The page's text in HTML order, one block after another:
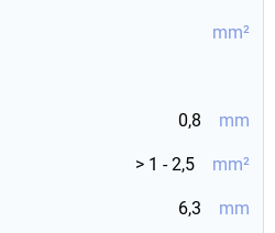
mm²
0,8 mm
> 1 - 2,5 mm²
6,3 mm